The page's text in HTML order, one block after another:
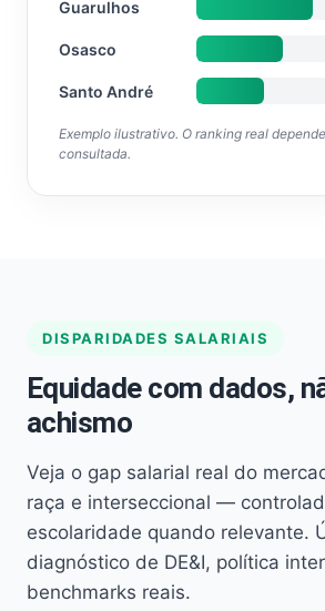
Guarulhos
Osasco
Santo André
Exemplo ilustrativo. O ranking real
consultada.
DISPARIDADES SALARIAIS
Equidade com dados,
achismo
Veja o gap salarial real do
raça e interseccional —
escolaridade quando relevante.
diagnóstico de DE&I, política
benchmarks reais.